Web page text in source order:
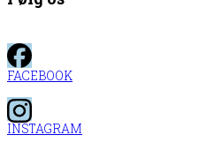
FACEBOOK
INSTAGRAM